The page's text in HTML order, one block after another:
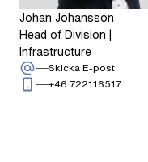
Johan Johansson
Head of Division |
Infrastructure
Skicka E-post:
+46 722116517